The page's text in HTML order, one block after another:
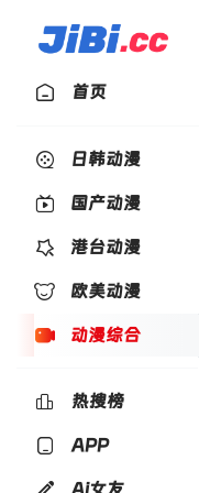
首页
日韩动漫
国产动漫
港台动漫
欧美动漫
动漫综合
热搜榜
APP